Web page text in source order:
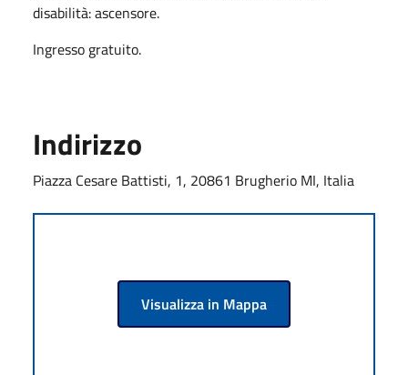
disabilità: ascensore.
Ingresso gratuito.
Indirizzo
Piazza Cesare Battisti, 1, 20861 Brugherio MI, Italia
Visualizza in Mappa